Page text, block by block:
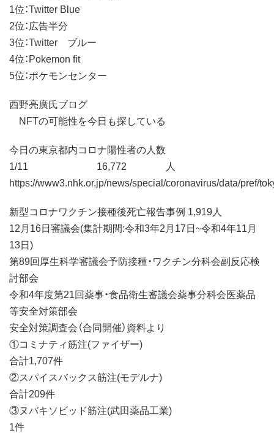
1位：Twitter Blue
2位：広告半分
3位：Twitter ブルー
4位：Pokemon fit
5位：ポケモンセンター
西野亮廣氏ブログ
NFTの可能性を今日も探している
今日の東京都内コロナ陽性者の人数
1/11 16,772 人
https://www3.nhk.or.jp/news/special/coronavirus/data/pref/
新型コロナワクチン接種後死亡報告事例 1,919人
12月16日審議会(集計期間:令和3年2月17日~令和4年11月
13日)
第89回厚生科学審議会予防接種・ワクチン分科会副反応検
討部会
令和4年度第21回薬事・食品衛生審議会薬事分科会医薬品
等安全対策部会
安全対策調査会（合同開催）資料より
①コミナティ筋注(ファイザー)
合計1,707件
②スパイスバックス筋注(モデルナ)
合計209件
③ヌバキソビッド筋注(武田薬品工業)
1件